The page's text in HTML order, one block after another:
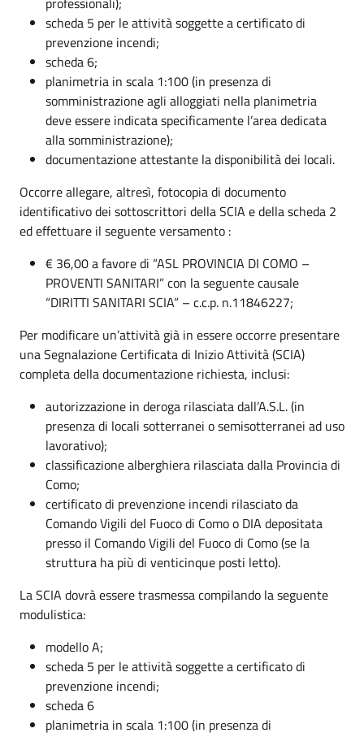
scheda 5 per le attività soggette a certificato di
prevenzione incendi;
scheda 6;
planimetria in scala 1:100 (in presenza di
somministrazione agli alloggiati nella planimetria
deve essere indicata specificamente l’area dedicata
alla somministrazione);
documentazione attestante la disponibilità dei locali.
Occorre allegare, altresì, fotocopia di documento
identificativo dei sottoscrittori della SCIA e della scheda 2
ed effettuare il seguente versamento :
€ 36,00 a favore di “ASL PROVINCIA DI COMO –
PROVENTI SANITARI” con la seguente causale
“DIRITTI SANITARI SCIA” – c.c.p. n.11846227;
Per modificare un’attività già in essere occorre presentare
una Segnalazione Certificata di Inizio Attività (SCIA)
completa della documentazione richiesta, inclusi:
autorizzazione in deroga rilasciata dall’A.S.L. (in
presenza di locali sotterranei o semisotterranei ad uso
lavorativo);
classificazione alberghiera rilasciata dalla Provincia di
Como;
certificato di prevenzione incendi rilasciato da
Comando Vigili del Fuoco di Como o DIA depositata
presso il Comando Vigili del Fuoco di Como (se la
struttura ha più di venticinque posti letto).
La SCIA dovrà essere trasmessa compilando la seguente
modulistica:
modello A;
scheda 5 per le attività soggette a certificato di
prevenzione incendi;
scheda 6
planimetria in scala 1:100 (in presenza di